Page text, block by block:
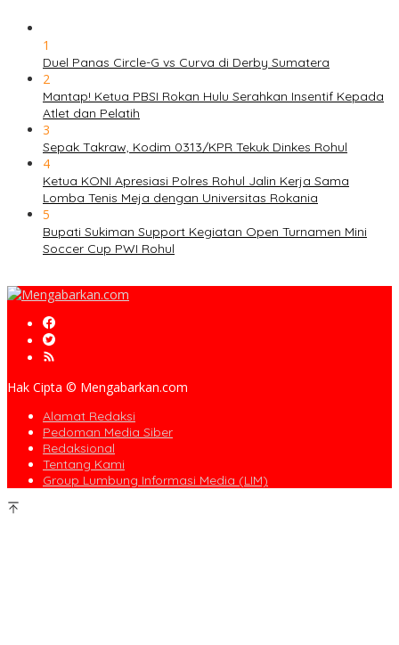
1
Duel Panas Circle-G vs Curva di Derby Sumatera
2
Mantap! Ketua PBSI Rokan Hulu Serahkan Insentif Kepada
Atlet dan Pelatih
3
Sepak Takraw, Kodim 0313/KPR Tekuk Dinkes Rohul
4
Ketua KONI Apresiasi Polres Rohul Jalin Kerja Sama
Lomba Tenis Meja dengan Universitas Rokania
5
Bupati Sukiman Support Kegiatan Open Turnamen Mini
Soccer Cup PWI Rohul
Hak Cipta © Mengabarkan.com
Alamat Redaksi
Pedoman Media Siber
Redaksional
Tentang Kami
Group Lumbung Informasi Media (LIM)